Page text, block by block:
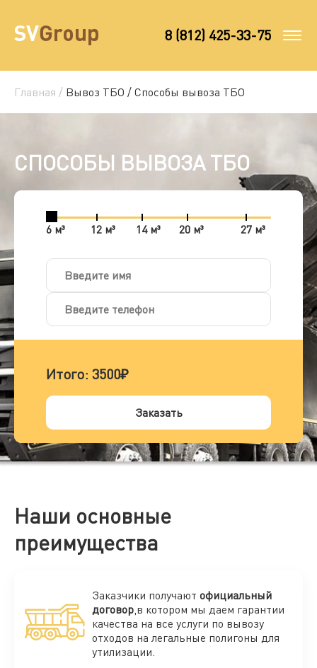
8 (812) 425-33-75
Главная / Вывоз ТБО / Способы вывоза ТБО
СПОСОБЫ ВЫВОЗА ТБО
6 м³ 12 м³ 14 м³ 20 м³ 27 м³
Итого: 3500₽
Заказать
Наши основные
преимущества
Заказчики получают официальный
договор,в котором мы даем гарантии
качества на все услуги по вывозу
отходов на легальные полигоны для
утилизации.